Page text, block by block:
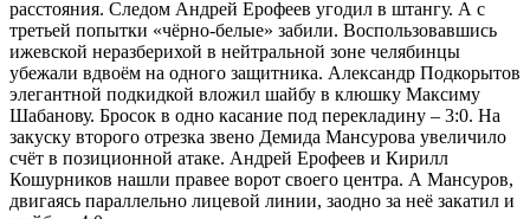
расстояния. Следом Андрей Ерофеев угодил в штангу. А с
третьей попытки «чёрно-белые» забили. Воспользовавшись
ижевской неразберихой в нейтральной зоне челябинцы
убежали вдвоём на одного защитника. Александр Подкорытов
элегантной подкидкой вложил шайбу в клюшку Максиму
Шабанову. Бросок в одно касание под перекладину – 3:0. На
закуску второго отрезка звено Демида Мансурова увеличило
счёт в позиционной атаке. Андрей Ерофеев и Кирилл
Кошурников нашли правее ворот своего центра. А Мансуров,
двигаясь параллельно лицевой линии, заодно за неё закатил и